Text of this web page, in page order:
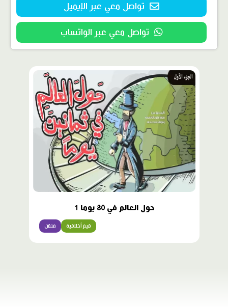
تواصل معي عبر الإيميل
تواصل معي عبر الواتساب
حول العالم في 80 يوما 1
متقن قيم أخلاقية